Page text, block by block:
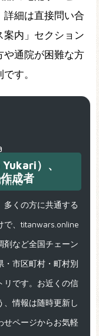
詳細は直接問い合
案内」セクション
や通院が困難な方
す。
）、
成者
多くの方に共通する
で、titanwars.online
剤など全国チェーン
・市区町村・町村別
リです。お近くの信
、情報は随時更新し
せページからお気軽